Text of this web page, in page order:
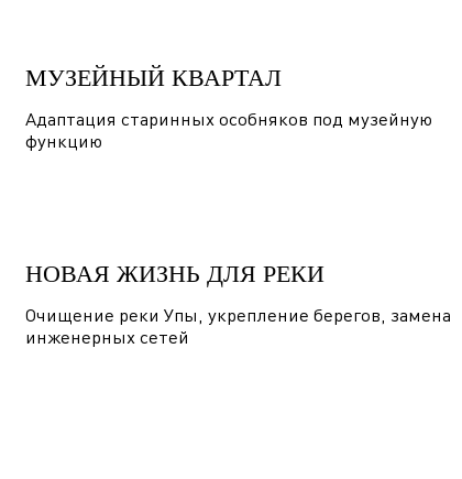
МУЗЕЙНЫЙ КВАРТАЛ
Адаптация старинных особняков под музейную
функцию
НОВАЯ ЖИЗНЬ ДЛЯ РЕКИ
Очищение реки Упы, укрепление берегов, замена
инженерных сетей